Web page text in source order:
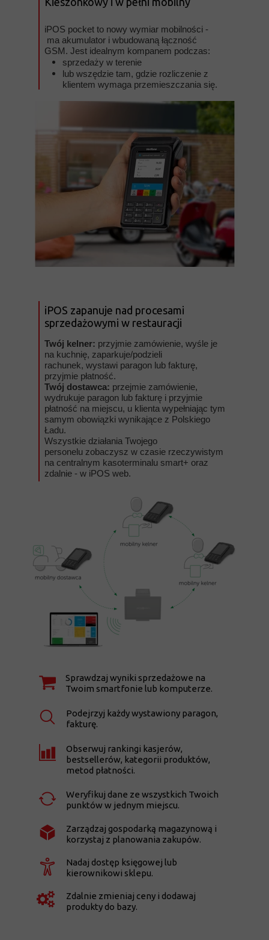
Zdalnie zmieniaj ceny i dodawaj
produkty do bazy.
Nadaj dostęp księgowej lub
kierownikowi sklepu.
Zarządzaj gospodarką magazynową i
korzystaj z planowania zakupów.
Weryfikuj dane ze wszystkich Twoich
punktów w jednym miejscu.
Obserwuj rankingi kasjerów,
bestsellerów, kategorii produktów,
metod płatności.
Podejrzyj każdy wystawiony paragon,
fakturę.
Sprawdzaj wyniki sprzedażowe na
Twoim smartfonie lub komputerze.
Twój kelner: przyjmie zamówienie, wyśle je
na kuchnię, zaparkuje/podzieli
rachunek, wystawi paragon lub fakturę,
przyjmie płatność.
Twój dostawca: przejmie zamówienie,
wydrukuje paragon lub fakturę i przyjmie
płatność na miejscu, u klienta wypełniając tym
samym obowiązki wynikające z Polskiego
Ładu.
Wszystkie działania Twojego
personelu zobaczysz w czasie rzeczywistym
na centralnym kasoterminalu smart+ oraz
zdalnie - w iPOS web.
iPOS zapanuje nad procesami
sprzedażowymi w restauracji
iPOS pocket to nowy wymiar mobilności -
ma akumulator i wbudowaną łączność
GSM. Jest idealnym kompanem podczas:
sprzedaży w terenie
lub wszędzie tam, gdzie rozliczenie z
klientem wymaga przemieszczania się.